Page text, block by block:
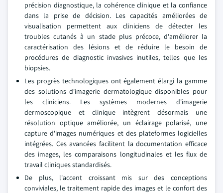
précision diagnostique, la cohérence clinique et la confiance
dans la prise de décision. Les capacités améliorées de
visualisation permettent aux cliniciens de détecter les
troubles cutanés à un stade plus précoce, d'améliorer la
caractérisation des lésions et de réduire le besoin de
procédures de diagnostic invasives inutiles, telles que les
biopsies.
Les progrès technologiques ont également élargi la gamme
des solutions d'imagerie dermatologique disponibles pour
les cliniciens. Les systèmes modernes d'imagerie
dermoscopique et clinique intègrent désormais une
résolution optique améliorée, un éclairage polarisé, une
capture d'images numériques et des plateformes logicielles
intégrées. Ces avancées facilitent la documentation efficace
des images, les comparaisons longitudinales et les flux de
travail cliniques standardisés.
De plus, l'accent croissant mis sur des conceptions
conviviales, le traitement rapide des images et le confort des